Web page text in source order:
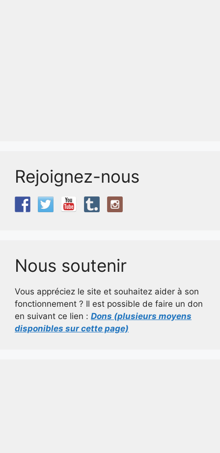
Rejoignez-nous
Nous soutenir
Vous appréciez le site et souhaitez aider à son
fonctionnement ? Il est possible de faire un don
en suivant ce lien : Dons (plusieurs moyens
disponibles sur cette page)